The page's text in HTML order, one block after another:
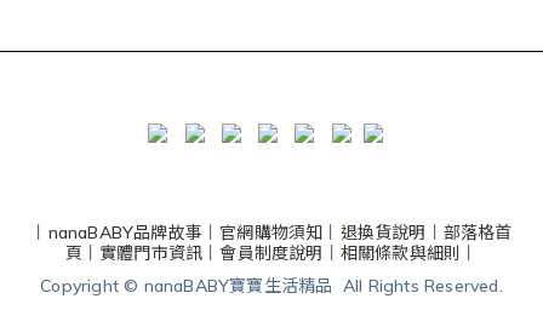
nanaBABY品牌故事 官網購物須知 退換貨說明
部落格首
頁
實體門市資訊 丨會員制度說明 相關條款與細則
Copyright © nanaBABY寶寶生活精品 All Rights Reserved.